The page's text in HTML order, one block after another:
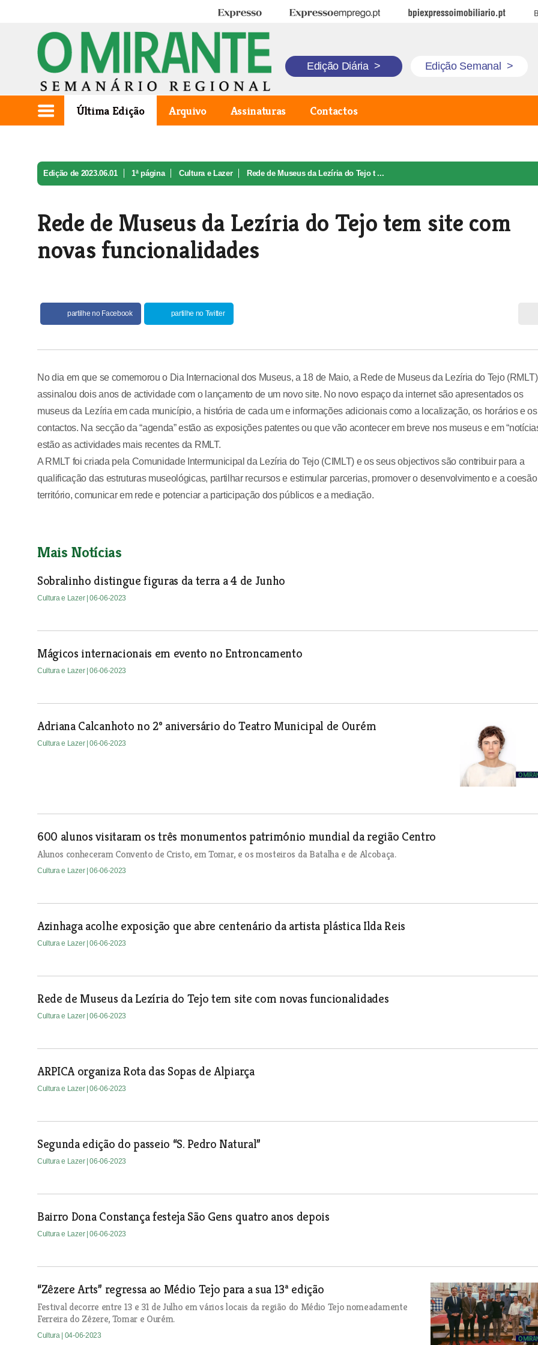
Expresso Expresso Emprego BPI Expresso Imobiliário
Edição Diária > Edição Semanal >
Última Edição Arquivo Assinaturas Contactos
Edição de 2023.06.01 1ª página Cultura e Lazer Rede de Museus da Lezíria do Tejo t ...
Rede de Museus da Lezíria do Tejo tem site com
novas funcionalidades
partilhe no Facebook partilhe no Twitter
No dia em que se comemorou o Dia Internacional dos Museus, a 18 de Maio, a Rede de Museus da Lezíria do Tejo (RMLT)
assinalou dois anos de actividade com o lançamento de um novo site. No novo espaço da internet são apresentados os
museus da Lezíria em cada município, a história de cada um e informações adicionais como a localização, os horários e os
contactos. Na secção da “agenda” estão as exposições patentes ou que vão acontecer em breve nos museus e em
estão as actividades mais recentes da RMLT.
A RMLT foi criada pela Comunidade Intermunicipal da Lezíria do Tejo (CIMLT) e os seus objectivos são contribuir para a
qualificação das estruturas museológicas, partilhar recursos e estimular parcerias, promover o desenvolvimento e a
território, comunicar em rede e potenciar a participação dos públicos e a mediação.
Mais Notícias
Sobralinho distingue figuras da terra a 4 de Junho
Cultura e Lazer | 06-06-2023
Mágicos internacionais em evento no Entroncamento
Cultura e Lazer | 06-06-2023
Adriana Calcanhoto no 2º aniversário do Teatro Municipal de Ourém
Cultura e Lazer | 06-06-2023
600 alunos visitaram os três monumentos património mundial da região Centro
Alunos conheceram Convento de Cristo, em Tomar, e os mosteiros da Batalha e de Alcobaça.
Cultura e Lazer | 06-06-2023
Azinhaga acolhe exposição que abre centenário da artista plástica Ilda Reis
Cultura e Lazer | 06-06-2023
Rede de Museus da Lezíria do Tejo tem site com novas funcionalidades
Cultura e Lazer | 06-06-2023
ARPICA organiza Rota das Sopas de Alpiarça
Cultura e Lazer | 06-06-2023
Segunda edição do passeio “S. Pedro Natural”
Cultura e Lazer | 06-06-2023
Bairro Dona Constança festeja São Gens quatro anos depois
Cultura e Lazer | 06-06-2023
“Zêzere Arts” regressa ao Médio Tejo para a sua 13ª edição
Festival decorre entre 13 e 31 de Julho em vários locais da região do Médio Tejo nomeadamente
Ferreira do Zêzere, Tomar e Ourém.
Cultura | 04-06-2023